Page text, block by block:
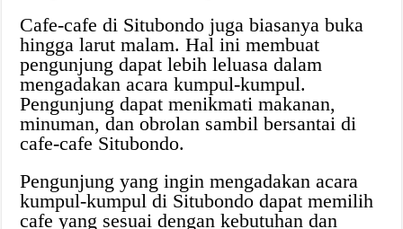
Cafe-cafe di Situbondo juga biasanya buka
hingga larut malam. Hal ini membuat
pengunjung dapat lebih leluasa dalam
mengadakan acara kumpul-kumpul.
Pengunjung dapat menikmati makanan,
minuman, dan obrolan sambil bersantai di
cafe-cafe Situbondo.
Pengunjung yang ingin mengadakan acara
kumpul-kumpul di Situbondo dapat memilih
cafe yang sesuai dengan kebutuhan dan